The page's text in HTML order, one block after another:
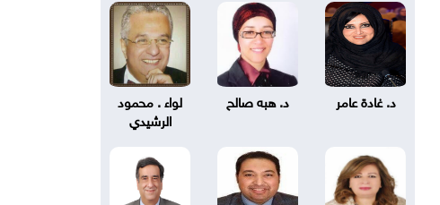
د. غادة عامر د. هبه صالح
لواء . محمود
الرشيدي